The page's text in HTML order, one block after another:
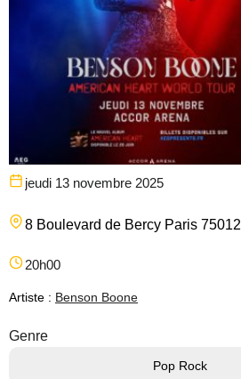
jeudi 13 novembre 2025
8 Boulevard de Bercy Paris 75012
20h00
Artiste : Benson Boone
Genre
Pop Rock